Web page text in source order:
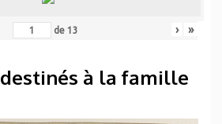
de 13 › »
à la famille